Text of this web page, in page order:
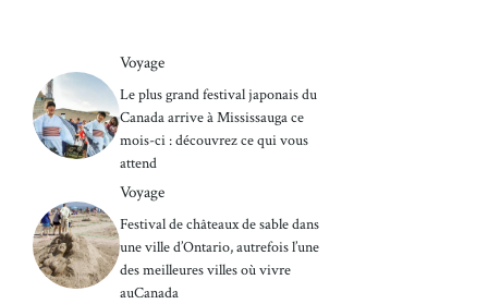
Voyage
Le plus grand festival japonais du
Canada arrive à Mississauga ce
mois-ci : découvrez ce qui vous
attend
Voyage
Festival de châteaux de sable dans
une ville d’Ontario, autrefois l’une
des meilleures villes où vivre
auCanada